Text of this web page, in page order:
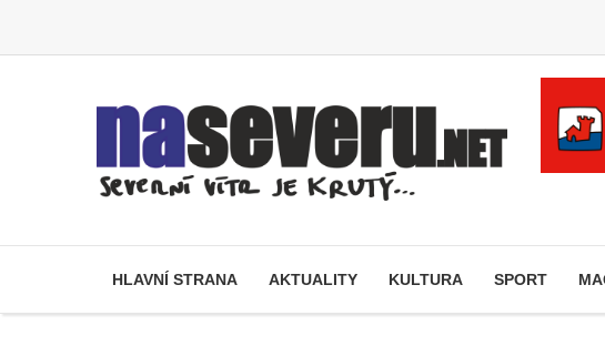
HLAVNÍ STRANA AKTUALITY KULTURA SPORT